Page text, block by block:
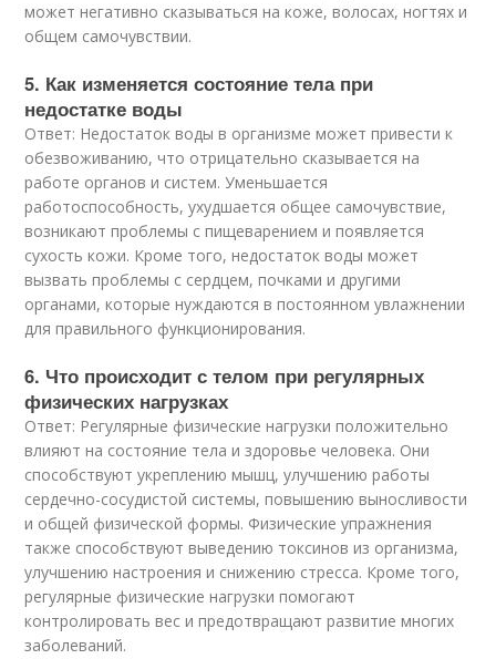
может негативно сказываться на коже, волосах, ногтях и
общем самочувствии.
5. Как изменяется состояние тела при
недостатке воды
Ответ: Недостаток воды в организме может привести к
обезвоживанию, что отрицательно сказывается на
работе органов и систем. Уменьшается
работоспособность, ухудшается общее самочувствие,
возникают проблемы с пищеварением и появляется
сухость кожи. Кроме того, недостаток воды может
вызвать проблемы с сердцем, почками и другими
органами, которые нуждаются в постоянном увлажнении
для правильного функционирования.
6. Что происходит с телом при регулярных
физических нагрузках
Ответ: Регулярные физические нагрузки положительно
влияют на состояние тела и здоровье человека. Они
способствуют укреплению мышц, улучшению работы
сердечно-сосудистой системы, повышению выносливости
и общей физической формы. Физические упражнения
также способствуют выведению токсинов из организма,
улучшению настроения и снижению стресса. Кроме того,
регулярные физические нагрузки помогают
контролировать вес и предотвращают развитие многих
заболеваний.